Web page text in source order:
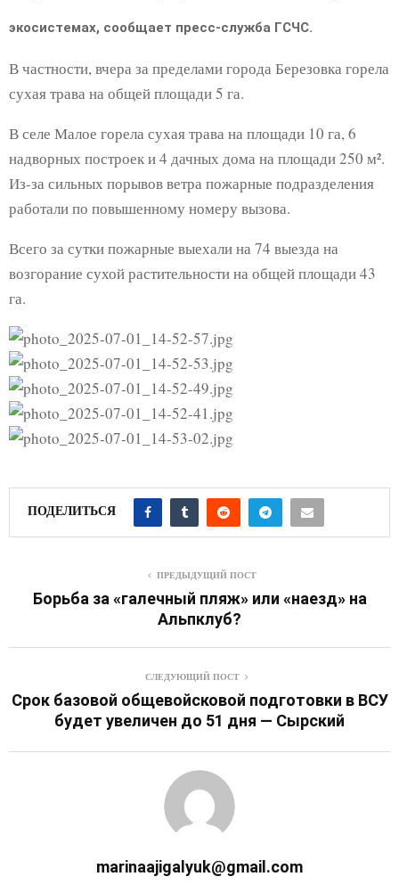
экосистемах, сообщает пресс-служба ГСЧС.
В частности, вчера за пределами города Березовка горела
сухая трава на общей площади 5 га.
В селе Малое горела сухая трава на площади 10 га, 6
надворных построек и 4 дачных дома на площади 250 м².
Из-за сильных порывов ветра пожарные подразделения
работали по повышенному номеру вызова.
Всего за сутки пожарные выехали на 74 выезда на
возгорание сухой растительности на общей площади 43
га.
ПОДЕЛИТЬСЯ
ПРЕДЫДУЩИЙ ПОСТ
Борьба за «галечный пляж» или «наезд» на
Альпклуб?
СЛЕДУЮЩИЙ ПОСТ
Срок базовой общевойсковой подготовки в ВСУ
будет увеличен до 51 дня — Сырский
marinaajigalyuk@gmail.com